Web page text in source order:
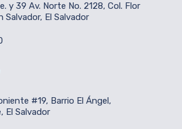
y 39 Av. Norte No. 2128, Col. Flor
Salvador, El Salvador
#19, Barrio El Ángel,
El Salvador